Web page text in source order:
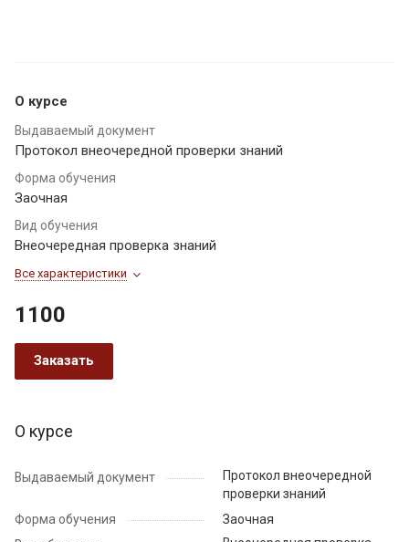
О курсе
Выдаваемый документ
Протокол внеочередной проверки знаний
Форма обучения
Заочная
Вид обучения
Внеочередная проверка знаний
Все характеристики
1100
Заказать
О курсе
Выдаваемый документ
Протокол внеочередной
проверки знаний
Форма обучения
Заочная